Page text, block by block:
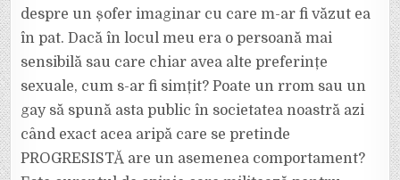
despre un șofer imaginar cu care m-ar fi văzut ea
în pat. Dacă în locul meu era o persoană mai
sensibilă sau care chiar avea alte preferințe
sexuale, cum s-ar fi simțit? Poate un rrom sau un
gay să spună asta public în societatea noastră azi
când exact acea aripă care se pretinde
PROGRESISTĂ are un asemenea comportament?